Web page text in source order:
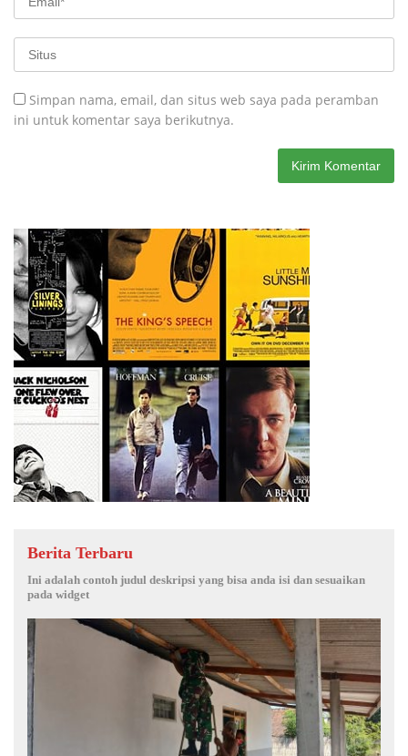
Simpan nama, email, dan situs web saya pada peramban
ini untuk komentar saya berikutnya.
Berita Terbaru
Ini adalah contoh judul deskripsi yang bisa anda isi dan sesuaikan
pada widget